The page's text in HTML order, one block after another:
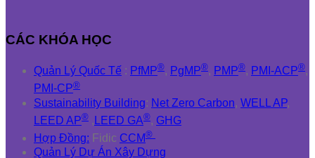
CÁC KHÓA HỌC
Quản Lý Quốc Tế : PfMP®, PgMP®, PMP®, PMI-ACP®,
PMI-CP®
Sustainability Building: Net Zero Carbon, WELL AP,
LEED AP® , LEED GA®, GHG
Hợp Đồng: Fidic CCM®
Quản Lý Dự Án Xây Dựng